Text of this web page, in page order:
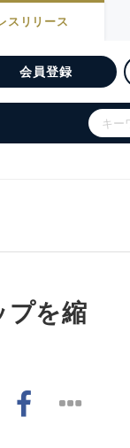
スリリース
会員登録
プを縮